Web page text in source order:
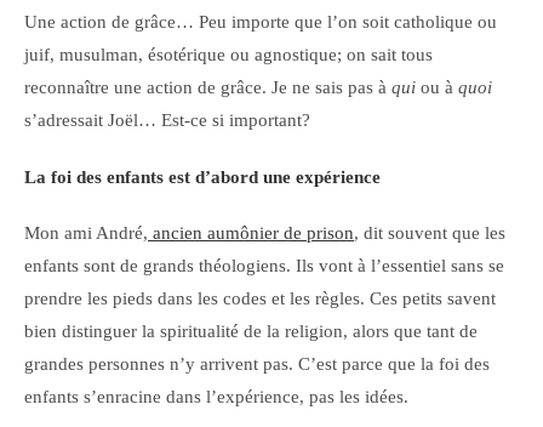
Une action de grâce… Peu importe que l’on soit catholique ou
juif, musulman, ésotérique ou agnostique; on sait tous
reconnaître une action de grâce. Je ne sais pas à qui ou à quoi
s’adressait Joël… Est-ce si important?
La foi des enfants est d’abord une expérience
Mon ami André, ancien aumônier de prison, dit souvent que les
enfants sont de grands théologiens. Ils vont à l’essentiel sans se
prendre les pieds dans les codes et les règles. Ces petits savent
bien distinguer la spiritualité de la religion, alors que tant de
grandes personnes n’y arrivent pas. C’est parce que la foi des
enfants s’enracine dans l’expérience, pas les idées.